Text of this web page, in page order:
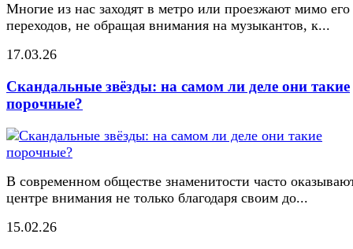
Многие из нас заходят в метро или проезжают мимо его
переходов, не обращая внимания на музыкантов, к...
17.03.26
Скандальные звёзды: на самом ли деле они такие
порочные?
В современном обществе знаменитости часто
центре внимания не только благодаря своим до...
15.02.26